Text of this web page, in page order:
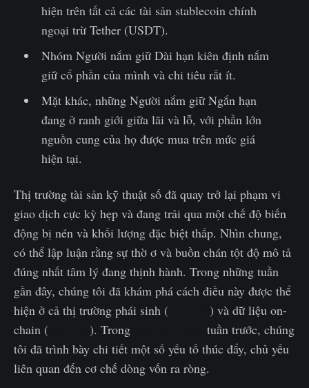
hiện trên tất cả các tài sản stablecoin chính
ngoại trừ Tether (USDT).
Nhóm Người nắm giữ Dài hạn kiên định nắm
giữ cổ phần của mình và chi tiêu rất ít.
Mặt khác, những Người nắm giữ Ngắn hạn
đang ở ranh giới giữa lãi và lỗ, với phần lớn
nguồn cung của họ được mua trên mức giá
hiện tại.
Thị trường tài sản kỹ thuật số đã quay trở lại phạm vi
giao dịch cực kỳ hẹp và đang trải qua một chế độ biến
động bị nén và khối lượng đặc biệt thấp. Nhìn chung,
có thể lập luận rằng sự thờ ơ và buồn chán tột độ mô tả
đúng nhất tâm lý đang thịnh hành. Trong những tuần
gần đây, chúng tôi đã khám phá cách điều này được thể
hiện ở cả thị trường phái sinh (
) và dữ liệu on-
chain (
). Trong
tuần trước, chúng
tôi đã trình bày chi tiết một số yếu tố thúc đẩy, chủ yếu
liên quan đến cơ chế dòng vốn ra ròng.